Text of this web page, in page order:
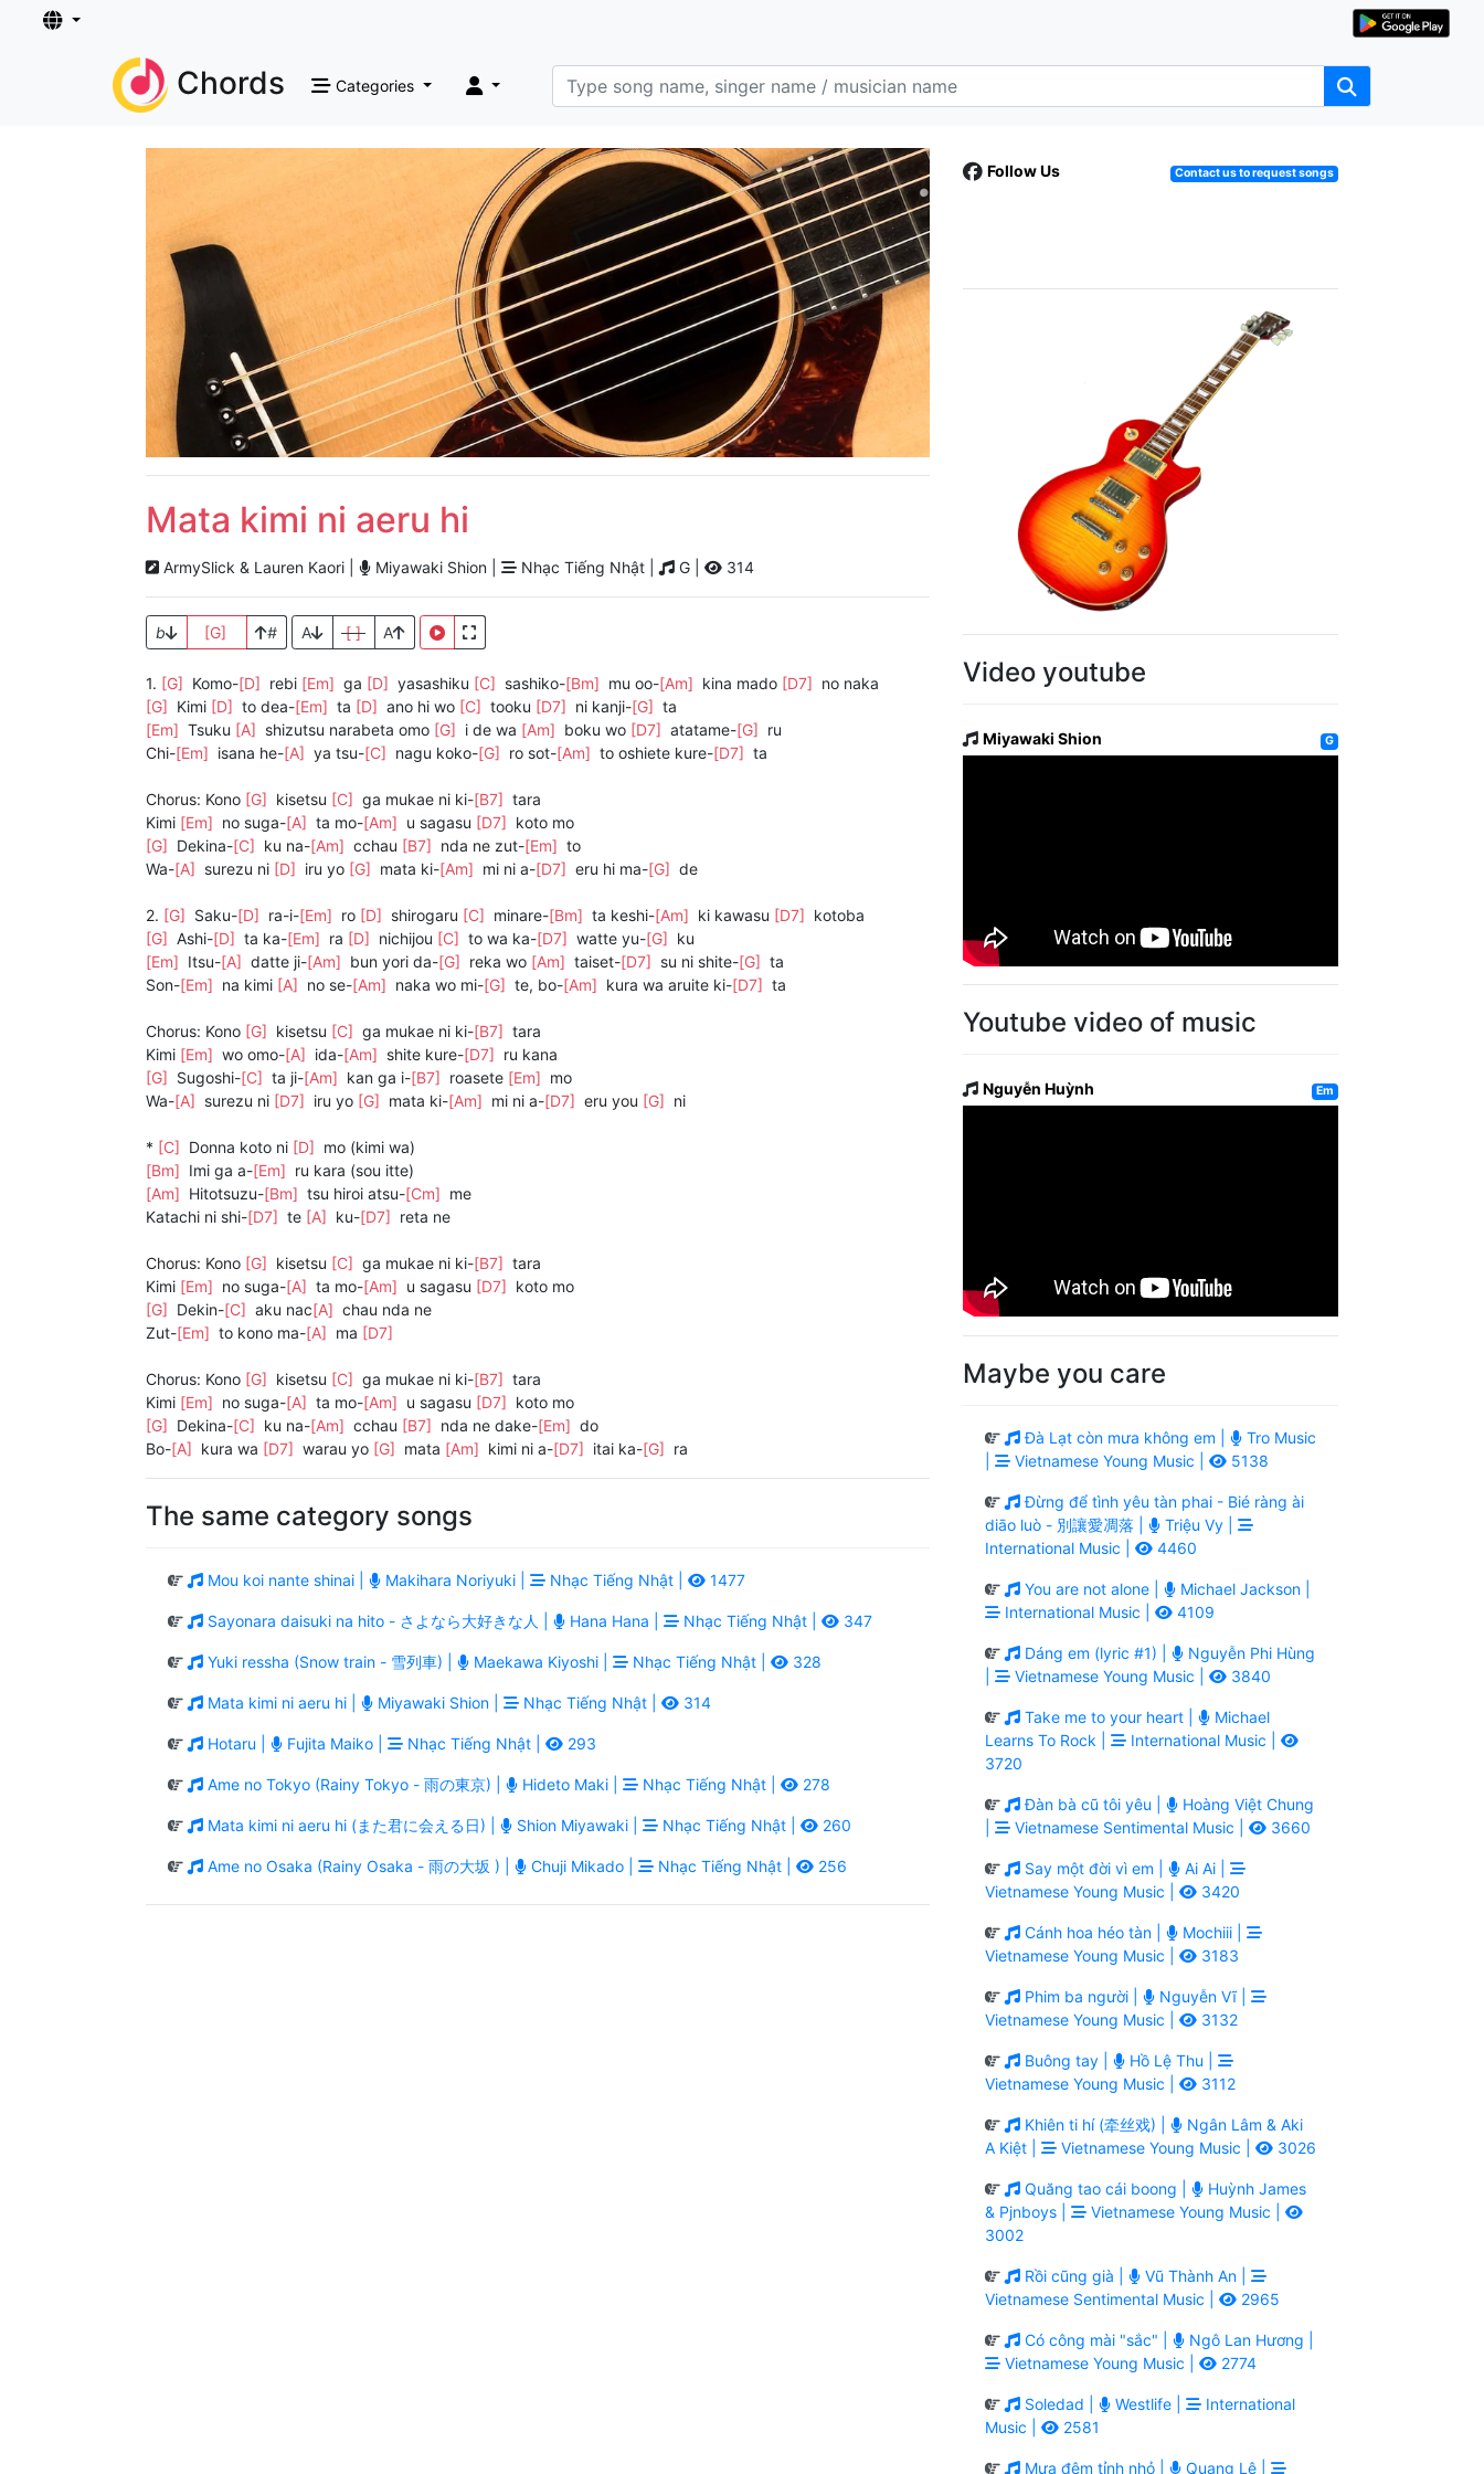
Chords Categories
Mata kimi ni aeru hi
ArmySlick & Lauren Kaori | Miyawaki Shion | Nhạc Tiếng Nhật | G | 314
b [G] # A [ ] A
1. [G] Komo-[D] rebi [Em] ga [D] yasashiku [C] sashiko-[Bm] mu oo-[Am] kina mado [D7] no naka
[G] Kimi [D] to dea-[Em] ta [D] ano hi wo [C] tooku [D7] ni kanji-[G] ta
[Em] Tsuku [A] shizutsu narabeta omo [G] i de wa [Am] boku wo [D7] atatame-[G] ru
Chi-[Em] isana he-[A] ya tsu-[C] nagu koko-[G] ro sot-[Am] to oshiete kure-[D7] ta
Chorus: Kono [G] kisetsu [C] ga mukae ni ki-[B7] tara
Kimi [Em] no suga-[A] ta mo-[Am] u sagasu [D7] koto mo
[G] Dekina-[C] ku na-[Am] cchau [B7] nda ne zut-[Em] to
Wa-[A] surezu ni [D] iru yo [G] mata ki-[Am] mi ni a-[D7] eru hi ma-[G] de
2. [G] Saku-[D] ra-i-[Em] ro [D] shirogaru [C] minare-[Bm] ta keshi-[Am] ki kawasu [D7] kotoba
[G] Ashi-[D] ta ka-[Em] ra [D] nichijou [C] to wa ka-[D7] watte yu-[G] ku
[Em] Itsu-[A] datte ji-[Am] bun yori da-[G] reka wo [Am] taiset-[D7] su ni shite-[G] ta
Son-[Em] na kimi [A] no se-[Am] naka wo mi-[G] te, bo-[Am] kura wa aruite ki-[D7] ta
Chorus: Kono [G] kisetsu [C] ga mukae ni ki-[B7] tara
Kimi [Em] wo omo-[A] ida-[Am] shite kure-[D7] ru kana
[G] Sugoshi-[C] ta ji-[Am] kan ga i-[B7] roasete [Em] mo
Wa-[A] surezu ni [D7] iru yo [G] mata ki-[Am] mi ni a-[D7] eru you [G] ni
* [C] Donna koto ni [D] mo (kimi wa)
[Bm] Imi ga a-[Em] ru kara (sou itte)
[Am] Hitotsuzu-[Bm] tsu hiroi atsu-[Cm] me
Katachi ni shi-[D7] te [A] ku-[D7] reta ne
Chorus: Kono [G] kisetsu [C] ga mukae ni ki-[B7] tara
Kimi [Em] no suga-[A] ta mo-[Am] u sagasu [D7] koto mo
[G] Dekin-[C] aku nac[A] chau nda ne
Zut-[Em] to kono ma-[A] ma [D7]
Chorus: Kono [G] kisetsu [C] ga mukae ni ki-[B7] tara
Kimi [Em] no suga-[A] ta mo-[Am] u sagasu [D7] koto mo
[G] Dekina-[C] ku na-[Am] cchau [B7] nda ne dake-[Em] do
Bo-[A] kura wa [D7] warau yo [G] mata [Am] kimi ni a-[D7] itai ka-[G] ra
The same category songs
Mou koi nante shinai | Makihara Noriyuki | Nhạc Tiếng Nhật | 1477
Sayonara daisuki na hito - さよなら大好きな人 | Hana Hana | Nhạc Tiếng Nhật | 347
Yuki ressha (Snow train - 雪列車) | Maekawa Kiyoshi | Nhạc Tiếng Nhật | 328
Mata kimi ni aeru hi | Miyawaki Shion | Nhạc Tiếng Nhật | 314
Hotaru | Fujita Maiko | Nhạc Tiếng Nhật | 293
Ame no Tokyo (Rainy Tokyo - 雨の東京) | Hideto Maki | Nhạc Tiếng Nhật | 278
Mata kimi ni aeru hi (また君に会える日) | Shion Miyawaki | Nhạc Tiếng Nhật | 260
Ame no Osaka (Rainy Osaka - 雨の大坂 ) | Chuji Mikado | Nhạc Tiếng Nhật | 256
Follow Us Contact us to request songs
Video youtube
Miyawaki Shion G
Youtube video of music
Nguyễn Huỳnh Em
Maybe you care
Đà Lạt còn mưa không em |
Tro Music
Vietnamese Young Music | 5138
Đừng để tình yêu tàn phai - Bié ràng ài
diāo luò - 別讓愛凋落 |
Triệu Vy |
International Music |
4460
You are not alone |
Michael Jackson |
International Music |
4109
Dáng em (lyric #1) |
Nguyễn Phi Hùng
Vietnamese Young Music | 3840
Take me to your heart |
Michael
Learns To Rock |
International Music |
3720
Đàn bà cũ tôi yêu |
Hoàng Việt Chung
Vietnamese Sentimental Music | 3660
Say một đời vì em |
Ai Ai |
Vietnamese Young Music |
3420
Cánh hoa héo tàn |
Mochiii |
Vietnamese Young Music |
3183
Phim ba người |
Nguyễn Vĩ |
Vietnamese Young Music |
3132
Buông tay |
Hồ Lệ Thu |
Vietnamese Young Music |
3112
Khiên ti hí (牵丝戏) |
Ngân Lâm & Aki
A Kiệt |
Vietnamese Young Music | 3026
Quăng tao cái boong |
Huỳnh James
& Pjnboys |
Vietnamese Young Music |
3002
Rồi cũng già |
Vũ Thành An |
Vietnamese Sentimental Music |
2965
Có công mài "sắc" |
Ngô Lan Hương |
Vietnamese Young Music |
2774
Soledad | Westlife |
International
Music |
2581
Mưa đêm tỉnh nhỏ | Quang Lê |